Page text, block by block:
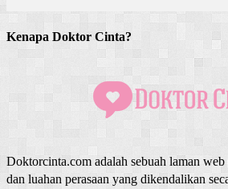
Kenapa Doktor Cinta?
Doktorcinta.com adalah sebuah laman
dan luahan perasaan yang dikendalikan